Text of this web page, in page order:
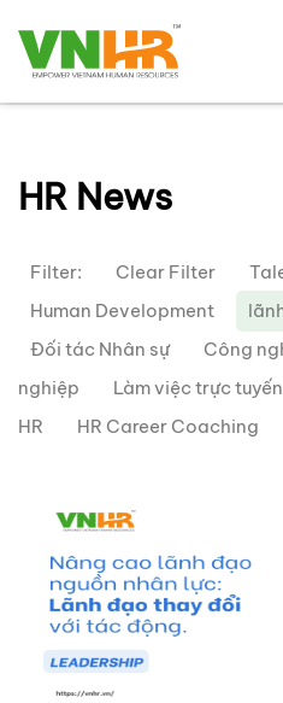
HR News
Filter: Clear Filter
Human Development
Đối tác Nhân sự
Công
nghiệp
Làm việc trực tuyến
HR
HR Career Coaching